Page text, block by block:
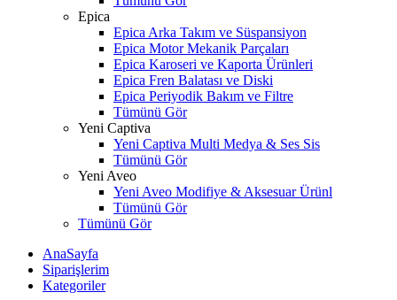
Epica
Epica Arka Takım ve Süspansiyon
Epica Motor Mekanik Parçaları
Epica Karoseri ve Kaporta Ürünleri
Epica Fren Balatası ve Diski
Epica Periyodik Bakım ve Filtre
Tümünü Gör
Yeni Captiva
Yeni Captiva Multi Medya & Ses Sis
Tümünü Gör
Yeni Aveo
Yeni Aveo Modifiye & Aksesuar Ürünl
Tümünü Gör
Tümünü Gör
AnaSayfa
Siparişlerim
Kategoriler